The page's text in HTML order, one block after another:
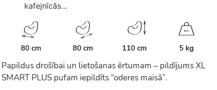
kafejnīcās…
80 cm 80 cm 110 cm
KG
5 kg
Papildus drošībai un lietošanas ērtumam – pildījums XL
SMART PLUS pufam iepildīts “oderes maisā”.